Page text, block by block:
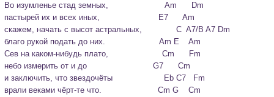
Во изумленье стад земных,                       Am      Dm
пастырей их и всех иных,                        E7      Am
скажем, начать с высот астральных,              C  A7/B A7 Dm
благо рукой подать до них.                      Am E    Am
Сев на каком-нибудь плато,                      Cm      Fm
небо измерить от и до                           G7      Cm
и заключить, что звездочёты                     Eb C7   Fm
врали веками чёрт-те что.                       Cm G    Cm